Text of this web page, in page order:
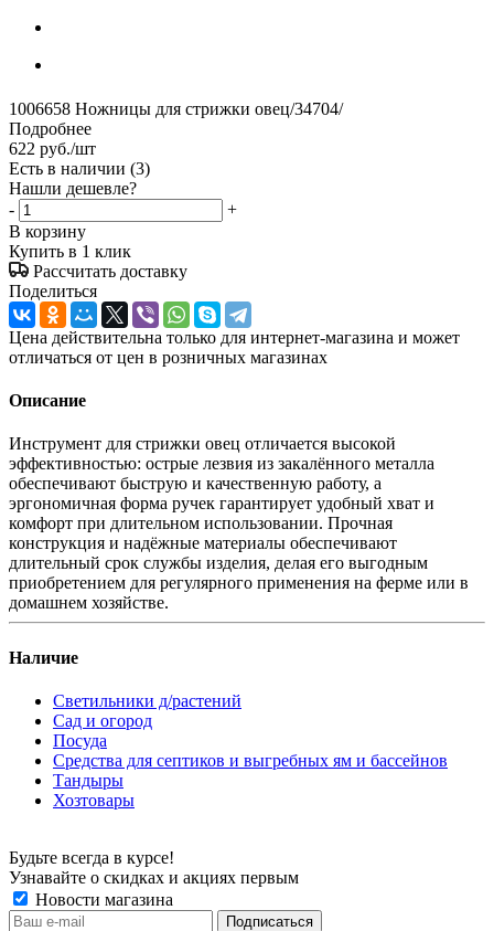
1006658 Ножницы для стрижки овец/34704/
Подробнее
622 руб./шт
Есть в наличии (3)
Нашли дешевле?
-
+
В корзину
Купить в 1 клик
Рассчитать доставку
Поделиться
Цена действительна только для интернет-магазина и может
отличаться от цен в розничных магазинах
Описание
Инструмент для стрижки овец отличается высокой
эффективностью: острые лезвия из закалённого металла
обеспечивают быструю и качественную работу, а
эргономичная форма ручек гарантирует удобный хват и
комфорт при длительном использовании. Прочная
конструкция и надёжные материалы обеспечивают
длительный срок службы изделия, делая его выгодным
приобретением для регулярного применения на ферме или в
домашнем хозяйстве.
Наличие
Светильники д/растений
Сад и огород
Посуда
Средства для септиков и выгребных ям и бассейнов
Тандыры
Хозтовары
Будьте всегда в курсе!
Узнавайте о скидках и акциях первым
Новости магазина